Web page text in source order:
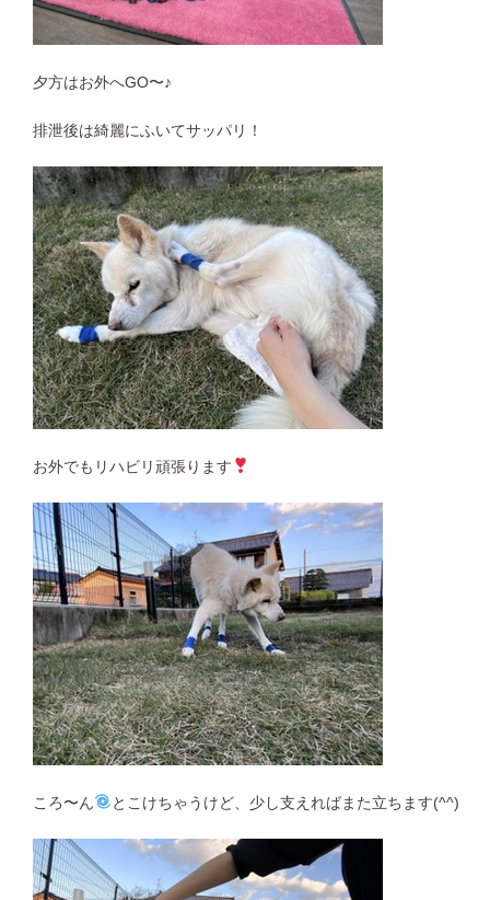
夕方はお外へGO〜♪
排泄後は綺麗にふいてサッパリ！
お外でもリハビリ頑張ります
ころ〜ん とこけちゃうけど、少し支えればまた立ちます(^^)